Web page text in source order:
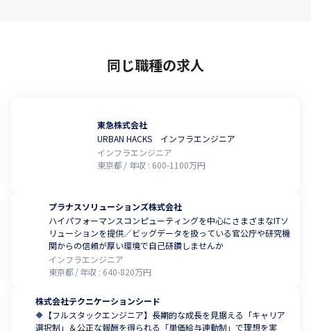
同じ職種の求人
東急株式会社
URBAN HACKS インフラエンジニア
インフラエンジニア
東京都
年収 : 600-1100万円
プラナスソリューションズ株式会社
ハイパフォーマンスコンピューティングを中心にさまざまなITソ
リューションを提供／ビッグデータを扱っている官公庁や研究機
関からの信頼が厚い環境で自己研鑽しませんか
インフラエンジニア
東京都
年収 : 640-820万円
株式会社テクニケーションシード
🔶【フルスタックエンジニア】長期的な成長を見据える「キャリア
選択制」＆公正な報酬を得られる「単価給与連動制」で理想を実